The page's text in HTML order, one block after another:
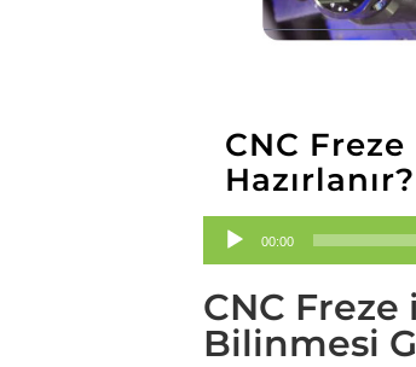
CNC
Hazırlanır?
Ses
oynatıcı
00:00
CNC
Bilinmesi